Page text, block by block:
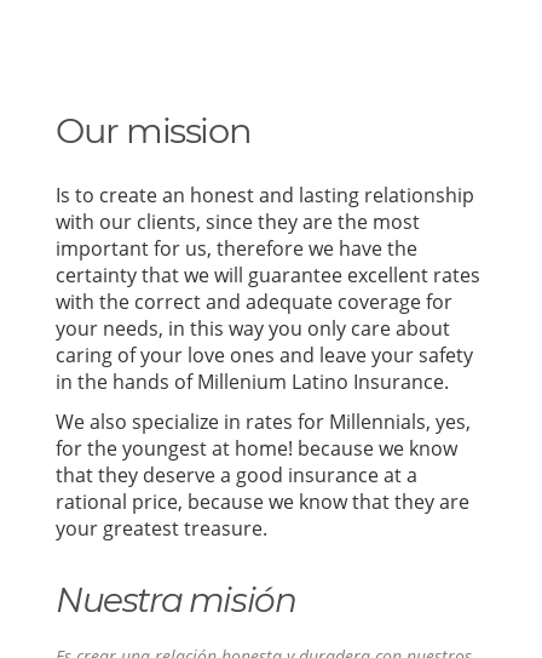
Our mission
Is to create an honest and lasting relationship
with our clients, since they are the most
important for us, therefore we have the
certainty that we will guarantee excellent rates
with the correct and adequate coverage for
your needs, in this way you only care about
caring of your love ones and leave your safety
in the hands of Millenium Latino Insurance.
We also specialize in rates for Millennials, yes,
for the youngest at home! because we know
that they deserve a good insurance at a
rational price, because we know that they are
your greatest treasure.
Nuestra misión